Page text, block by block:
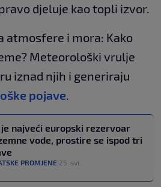
djeluje kao topli izvor.
atmosfere i mora: Kako
Meteorološki vrulje
iznad njih i generiraju
pojave
je najveći europski rezervoar
vode, prostire se ispod tri
PROMJENE 25. svi.